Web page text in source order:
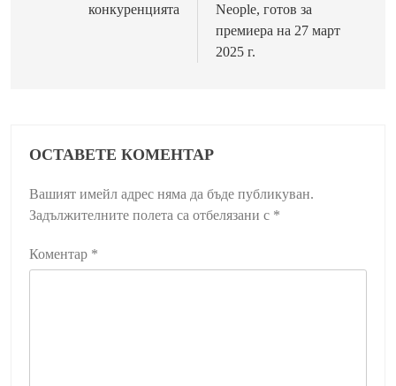
конкуренцията
Neople, готов за
премиера на 27 март
2025 г.
ОСТАВЕТЕ КОМЕНТАР
Вашият имейл адрес няма да бъде публикуван.
Задължителните полета са отбелязани с *
Коментар *